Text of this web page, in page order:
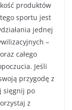
produktów
sportu jest
jednej
–
całego
Jeśli
przygodę z
sięgnij po
z